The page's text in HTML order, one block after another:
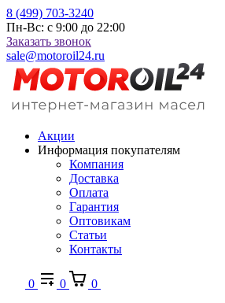
8 (499) 703-3240
Пн-Вс: с 9:00 до 22:00
Заказать звонок
sale@motoroil24.ru
Акции
Информация покупателям
Компания
Доставка
Оплата
Гарантия
Оптовикам
Статьи
Контакты
0 0
0